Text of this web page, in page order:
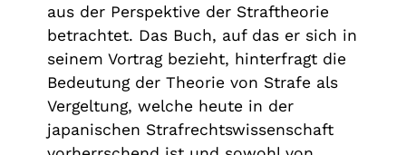
aus der Perspektive der Straftheorie
betrachtet. Das Buch, auf das er sich in
seinem Vortrag bezieht, hinterfragt die
Bedeutung der Theorie von Strafe als
Vergeltung, welche heute in der
japanischen Strafrechtswissenschaft